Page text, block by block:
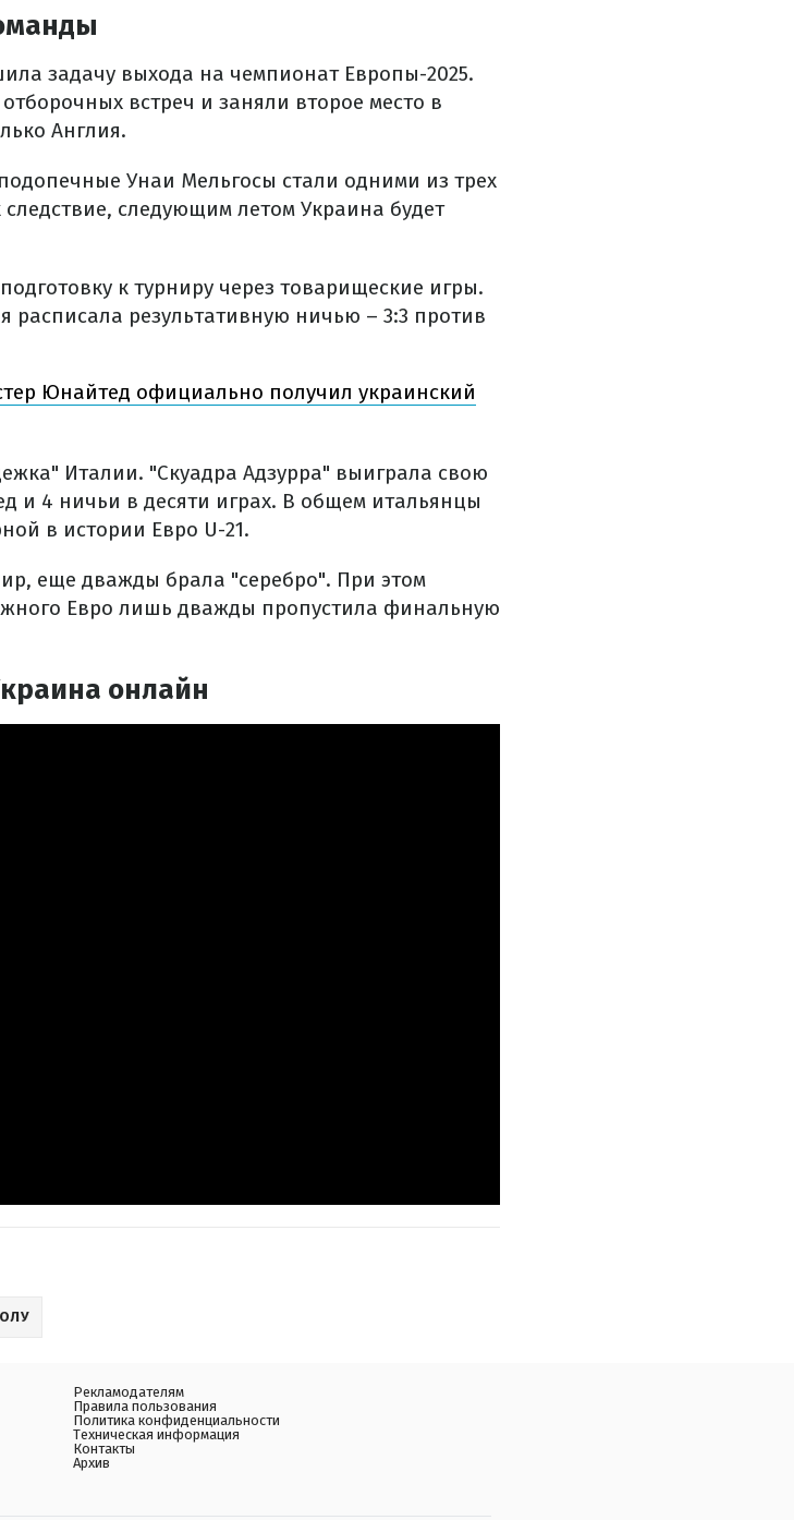
задачу выхода на чемпионат Европы-2025.
встреч и заняли второе место в
Англия.
Унаи Мельгосы стали одними из трех
следующим летом Украина будет
к турниру через товарищеские игры.
результативную ничью – 3:3 против
Юнайтед официально получил украинский
Италии. "Скуадра Адзурра" выиграла свою
и 4 ничьи в десяти играх. В общем итальянцы
в истории Евро U-21.
еще дважды брала "серебро". При этом
Евро лишь дважды пропустила финальную
онлайн
Рекламодателям
Правила пользования
Политика конфиденциальности
Техническая информация
Контакты
Архив